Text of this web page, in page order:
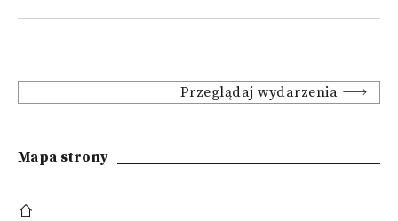
Przeglądaj wydarzenia
Mapa strony